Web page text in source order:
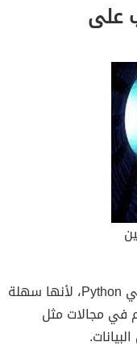
على
أفضل لغة برمجة للمبتدئين في 2025 هي Python، لأنها سهلة
في مجالات مثل